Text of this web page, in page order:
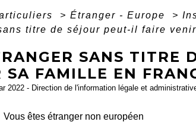
> Étranger - Europe >
titre de séjour peut-il faire
SANS TITRE
SA FAMILLE EN
2022 - Direction de l'information légale et
Vous êtes étranger non européen